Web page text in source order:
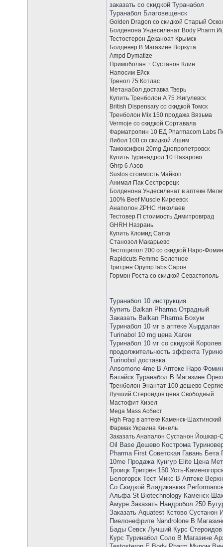
заказать со скидкой Туранабол
Туранабол Благовещенск
Golden Dragon со скидкой Старый
Болденона Ундесиленат Body Pharm
Тестостерон Деканоат Крымск
Болдевер В Магазине Воркута
Ampd Dymatize
Примоболан + Сустанон Клин
Напосим Ейск
Тренол 75 Котлас
Метанабол доставка Тверь
Купить Тренболон A 75 Жигулевск
British Dispensary со скидкой Томск
Тренболон Mix 150 продажа Вязьма
Vermoje со скидкой Сортавала
Фарматропин 10 ЕД Pharmacom Labs
Либол 100 со скидкой Ишим
Тамоксифен 20mg Днепропетровск
Купить Туринадрол 10 Назарово
Ghrp 6 Азов
Sustos стоимость Майкоп
Анимал Пак Сестрорецк
Болденона Ундесиленат в аптеке
100% Beef Muscle Киреевск
Анаполон ZPHC Николаев
Тестовер П стоимость Димитровград
GHRH Назрань
Купить Кломид Сатка
Станозол Макарьево
Тестоципол 200 со скидкой Наро-
Rapidcuts Femme Болотное
Тритрен Opymp labs Саров
Гормон Роста со скидкой Севастополь
Туранабол 10 инструкция
Купить Balkan Pharma Отрадный
Заказать Balkan Pharma Бохум
Туринабол 10 мг в аптеке Хырдалан
Turinabol 10 mg цена Хаген
Туринабол 10 мг со скидкой Королев
продолжительность эффекта
Turinobol доставка
Ansomone 4me В Аптеке Наро-
Батайск Туранабол В Магазине
Тренболон Энантат 100 дешево
Лучший Стероидов цена Свободный
Мастофит Кизел
Mega Mass Асбест
Hgh Frag в аптеке Каменск-Шахтинский
Фармак Украина Кинель
Заказать Анапалон Сустанон Йошкар-
Oil Base Дешево Кострома
Pharma First Советская Гавань
10me Продажа Кунгур Elite Цена
Троицк Тритрен 150 Усть-
Белогорск Тест Микс В Аптеке
Со Скидкой Владикавказ
Альфа St Biotechnology Каменск-
Амуре Заказать Нандробол 250
Заказать Aquatest Кстово
Пиелонефрите Nandrolone В
Бады Севск Лучший Курс
Курс Туринабол Соло В Магазине